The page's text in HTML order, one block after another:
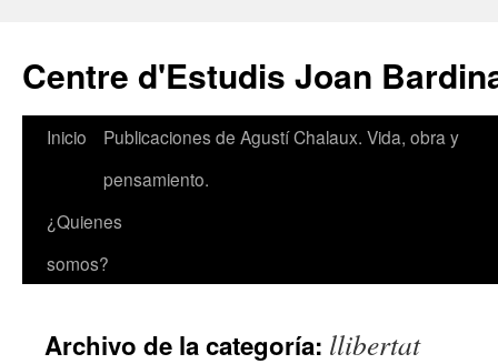
contenido
Centre d'Estudis Joan
Inicio
Publicaciones de Agustí Chalaux. Vida, obra y
pensamiento.
¿Quienes
somos?
Archivo de la categoría: llibertat